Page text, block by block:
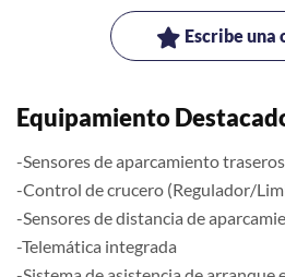
Escribe una
Equipamiento
-Sensores de aparcamiento
-Control de crucero (Regulador/
-Sensores de distancia de
-Telemática integrada